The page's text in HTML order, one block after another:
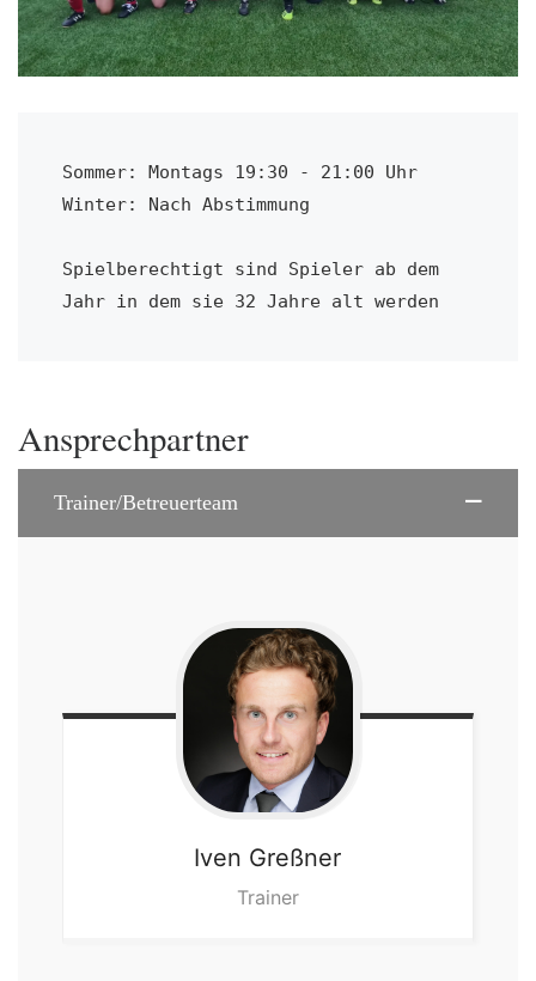
Sommer: Montags 19:30 - 21:00 Uhr
Winter: Nach Abstimmung
Spielberechtigt sind Spieler ab dem
Jahr in dem sie 32 Jahre alt werden
Ansprechpartner
Trainer/Betreuerteam
Iven Greßner
Trainer